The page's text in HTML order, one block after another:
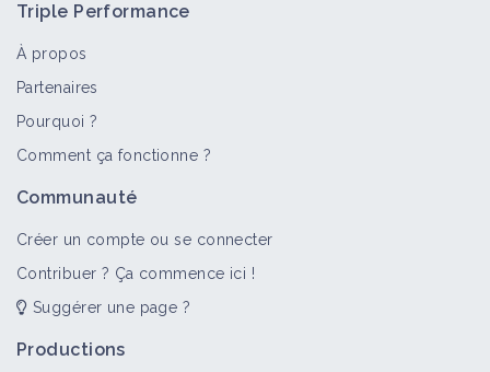
Adventices
Triple Performance
À propos
Partenaires
Pourquoi ?
Comment ça fonctionne ?
Communauté
Créer un compte ou se connecter
Contribuer ? Ça commence ici !
Suggérer une page ?
Productions